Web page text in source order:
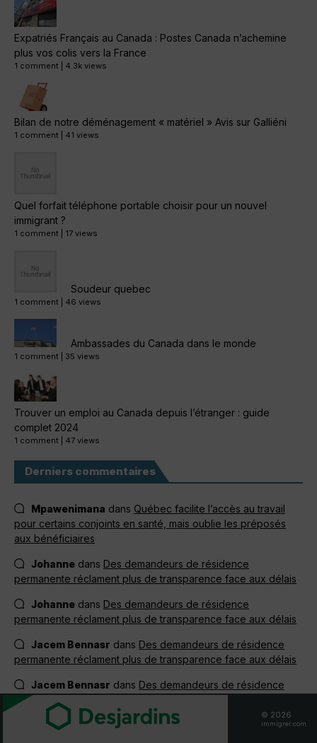
Expatriés Français au Canada : Postes Canada n’achemine
plus vos colis vers la France
1 comment 4.3k views
Bilan de notre déménagement « matériel » Avis sur Galliéni
1 comment 41 views
Quel forfait téléphone portable choisir pour un nouvel
immigrant ?
1 comment 17 views
Soudeur quebec
1 comment 46 views
Ambassades du Canada dans le monde
1 comment 35 views
Trouver un emploi au Canada depuis l’étranger : guide
complet 2024
1 comment 47 views
Derniers commentaires
Mpawenimana dans Québec facilite l’accès au travail
pour certains conjoints en santé, mais oublie les préposés
aux bénéficiaires
Johanne dans Des demandeurs de résidence
permanente réclament plus de transparence face aux délais
Johanne dans Des demandeurs de résidence
permanente réclament plus de transparence face aux délais
Jacem Bennasr dans Des demandeurs de résidence
permanente réclament plus de transparence face aux délais
Jacem Bennasr dans Des demandeurs de résidence
permanente réclament plus de transparence face aux délais
Oubed Omar Abdillahi dansLe Canada lance une
© 2026
immigrer.com